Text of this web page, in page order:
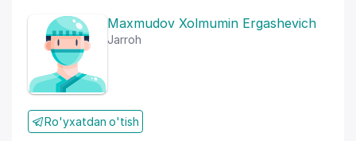
Maxmudov Xolmumin Ergashevich
Jarroh
Ro'yxatdan o'tish